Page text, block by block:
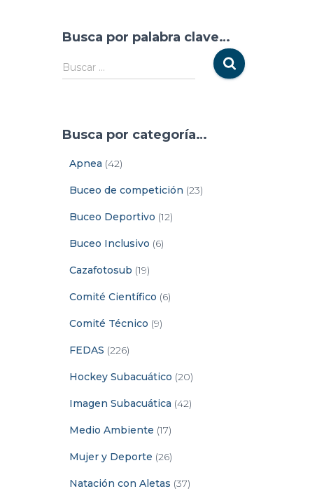
Busca por palabra clave…
Buscar …
Busca por categoría…
Apnea (42)
Buceo de competición (23)
Buceo Deportivo (12)
Buceo Inclusivo (6)
Cazafotosub (19)
Comité Científico (6)
Comité Técnico (9)
FEDAS (226)
Hockey Subacuático (20)
Imagen Subacuática (42)
Medio Ambiente (17)
Mujer y Deporte (26)
Natación con Aletas (37)